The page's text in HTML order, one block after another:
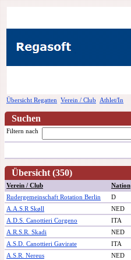
Übersicht Regatten Verein / Club Athlet/In
Suchen
Filtern nach
Übersicht (350)
Verein / Club Nation
Rudergemeinschaft Rotation Berlin
D
A.A.S.R Skøll
NED
A.D.S. Canottieri Corgeno
ITA
A.R.S.R. Skadi
NED
A.S.D. Canottieri Gavirate
ITA
A.S.R. Nereus
NED